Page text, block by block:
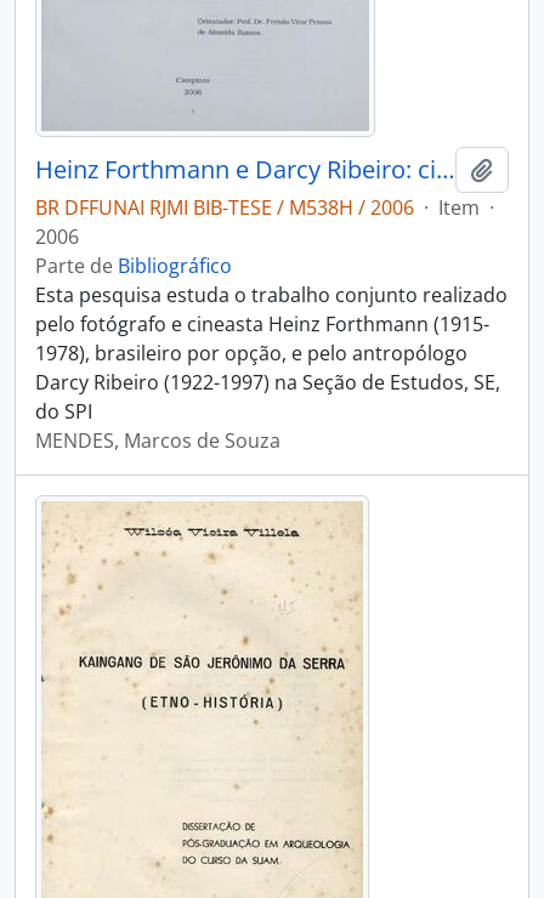
Heinz Forthmann e Darcy Ribeiro: cinema documentário no Serviço de Proteção aos Índios SPI 1949-1959
BR DFFUNAI RJMI BIB-TESE / M538H / 2006 · Item ·
2006
Parte de Bibliográfico
Esta pesquisa estuda o trabalho conjunto realizado
pelo fotógrafo e cineasta Heinz Forthmann (1915-
1978), brasileiro por opção, e pelo antropólogo
Darcy Ribeiro (1922-1997) na Seção de Estudos, SE,
do SPI
MENDES, Marcos de Souza